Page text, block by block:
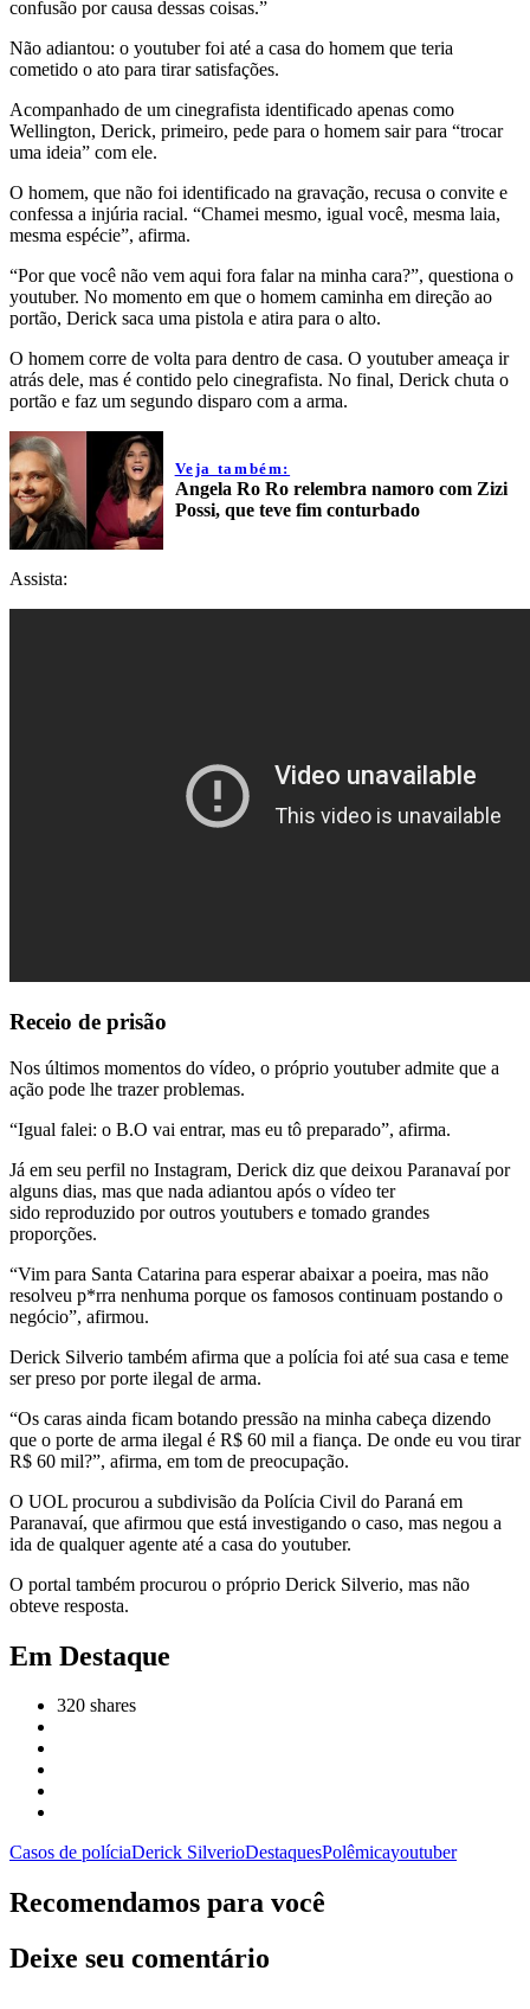
confusão por causa dessas coisas.”
Não adiantou: o youtuber foi até a casa do homem que teria
cometido o ato para tirar satisfações.
Acompanhado de um cinegrafista identificado apenas como
Wellington, Derick, primeiro, pede para o homem sair para “trocar
uma ideia” com ele.
O homem, que não foi identificado na gravação, recusa o convite e
confessa a injúria racial. “Chamei mesmo, igual você, mesma laia,
mesma espécie”, afirma.
“Por que você não vem aqui fora falar na minha cara?”, questiona o
youtuber. No momento em que o homem caminha em direção ao
portão, Derick saca uma pistola e atira para o alto.
O homem corre de volta para dentro de casa. O youtuber ameaça ir
atrás dele, mas é contido pelo cinegrafista. No final, Derick chuta o
portão e faz um segundo disparo com a arma.
Veja também:
Angela Ro Ro relembra namoro com Zizi
Possi, que teve fim conturbado
Assista:
Receio de prisão
Nos últimos momentos do vídeo, o próprio youtuber admite que a
ação pode lhe trazer problemas.
“Igual falei: o B.O vai entrar, mas eu tô preparado”, afirma.
Já em seu perfil no Instagram, Derick diz que deixou Paranavaí por
alguns dias, mas que nada adiantou após o vídeo ter
sido reproduzido por outros youtubers e tomado grandes
proporções.
“Vim para Santa Catarina para esperar abaixar a poeira, mas não
resolveu p*rra nenhuma porque os famosos continuam postando o
negócio”, afirmou.
Derick Silverio também afirma que a polícia foi até sua casa e teme
ser preso por porte ilegal de arma.
“Os caras ainda ficam botando pressão na minha cabeça dizendo
que o porte de arma ilegal é R$ 60 mil a fiança. De onde eu vou tirar
R$ 60 mil?”, afirma, em tom de preocupação.
O UOL procurou a subdivisão da Polícia Civil do Paraná em
Paranavaí, que afirmou que está investigando o caso, mas negou a
ida de qualquer agente até a casa do youtuber.
O portal também procurou o próprio Derick Silverio, mas não
obteve resposta.
Em Destaque
320 shares
Casos de políciaDerick SilverioDestaquesPolêmicayoutuber
Recomendamos para você
Deixe seu comentário